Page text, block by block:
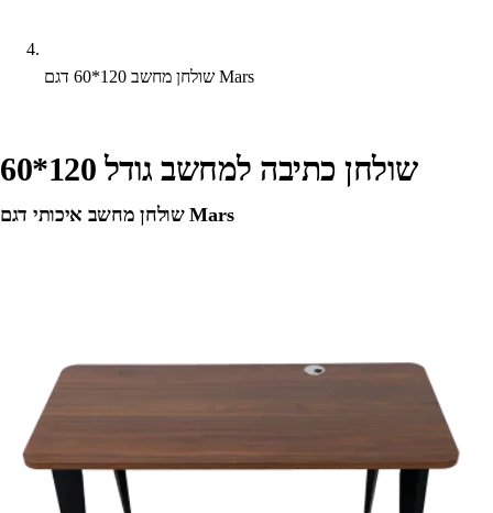
שולחן מחשב 120*60 דגם Mars
שולחן כתיבה למחשב גודל 120*60
שולחן מחשב איכותי דגם Mars